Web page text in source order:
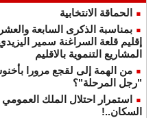
الحماقة الانتخابية
بمناسبة الذكرى السابعة
إقليم قلعة السراغنة سمير
المشاريع التنموية بالاقليم
من الهمة إلى لقجع مرورا
"رجل المرحلة"؟
استمرار احتلال الملك
السكان..!